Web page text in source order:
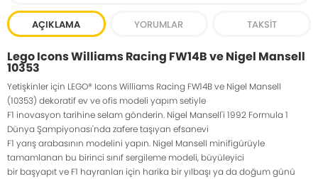
AÇIKLAMA YORUMLAR TAKSIT
Lego Icons Williams Racing FW14B ve Nigel Mansell
10353
Yetişkinler için LEGO® Icons Williams Racing FW14B ve Nigel Mansell
(10353) dekoratif ev ve ofis modeli yapım setiyle
F1 inovasyon tarihine selam gönderin. Nigel Mansell'i 1992 Formula 1
Dünya Şampiyonası'nda zafere taşıyan efsanevi
F1 yarış arabasının modelini yapın. Nigel Mansell minifigürüyle
tamamlanan bu birinci sınıf sergileme modeli, büyüleyici
bir başyapıt ve F1 hayranları için harika bir yılbaşı ya da doğum günü